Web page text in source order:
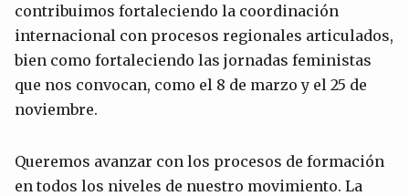
contribuimos fortaleciendo la coordinación
internacional con procesos regionales articulados,
bien como fortaleciendo las jornadas feministas
que nos convocan, como el 8 de marzo y el 25 de
noviembre.
Queremos avanzar con los procesos de formación
en todos los niveles de nuestro movimiento. La